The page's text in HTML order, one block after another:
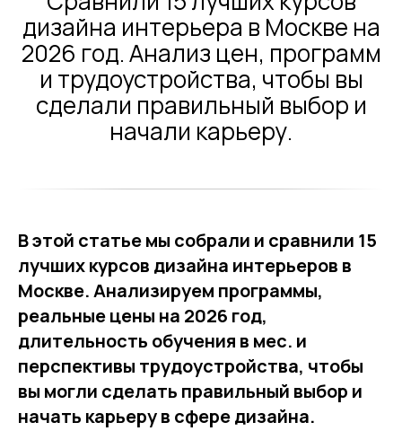
дизайна интерьера в Москве на
2026 год. Анализ цен, программ
и трудоустройства, чтобы вы
сделали правильный выбор и
начали карьеру.
В этой статье мы собрали и сравнили 15
лучших курсов дизайна интерьеров в
Москве. Анализируем программы,
реальные цены на 2026 год,
длительность обучения в мес. и
перспективы трудоустройства, чтобы
вы могли сделать правильный выбор и
начать карьеру в сфере дизайна.